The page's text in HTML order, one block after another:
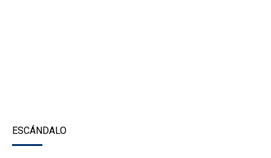
ESCÁNDALO